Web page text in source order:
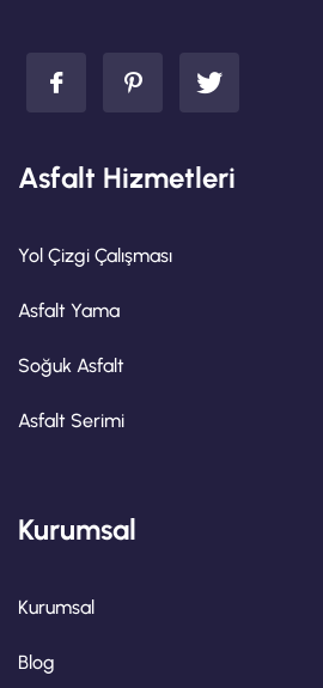
Asfalt Hizmetleri
Yol Çizgi Çalışması
Asfalt Yama
Soğuk Asfalt
Asfalt Serimi
Kurumsal
Kurumsal
Blog